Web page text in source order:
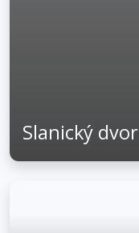
Slanický dvor